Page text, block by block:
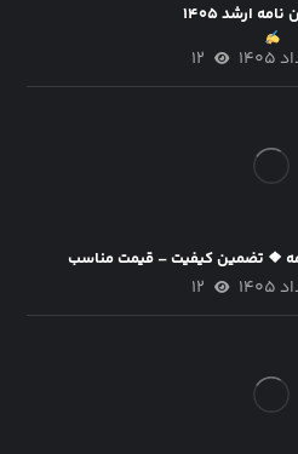
ارشد ۱۴۰۵
۱۲
❖ تضمین کیفیت – قیمت مناسب
۱۲